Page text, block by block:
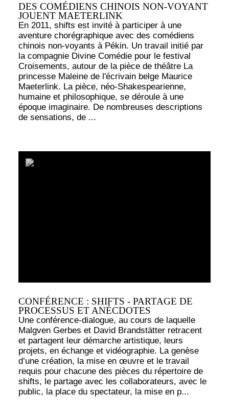
DES COMÉDIENS CHINOIS NON-VOYANT
JOUENT MAETERLINK
En 2011, shifts est invité à participer à une
aventure chorégraphique avec des comédiens
chinois non-voyants à Pékin. Un travail initié par
la compagnie Divine Comédie pour le festival
Croisements, autour de la pièce de théâtre La
princesse Maleine de l'écrivain belge Maurice
Maeterlink. La pièce, néo-Shakespearienne,
humaine et philosophique, se déroule à une
époque imaginaire. De nombreuses descriptions
de sensations, de ...
CONFÉRENCE : SHIFTS - PARTAGE DE
PROCESSUS ET ANÉCDOTES
Une conférence-dialogue, au cours de laquelle
Malgven Gerbes et David Brandstätter retracent
et partagent leur démarche artistique, leurs
projets, en échange et vidéographie. La genèse
d’une création, la mise en œuvre et le travail
requis pour chacune des pièces du répertoire de
shifts, le partage avec les collaborateurs, avec le
public, la place du spectateur, la mise en p...